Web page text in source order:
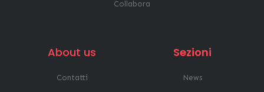
Collabora
About us
Contatti
Sezioni
News